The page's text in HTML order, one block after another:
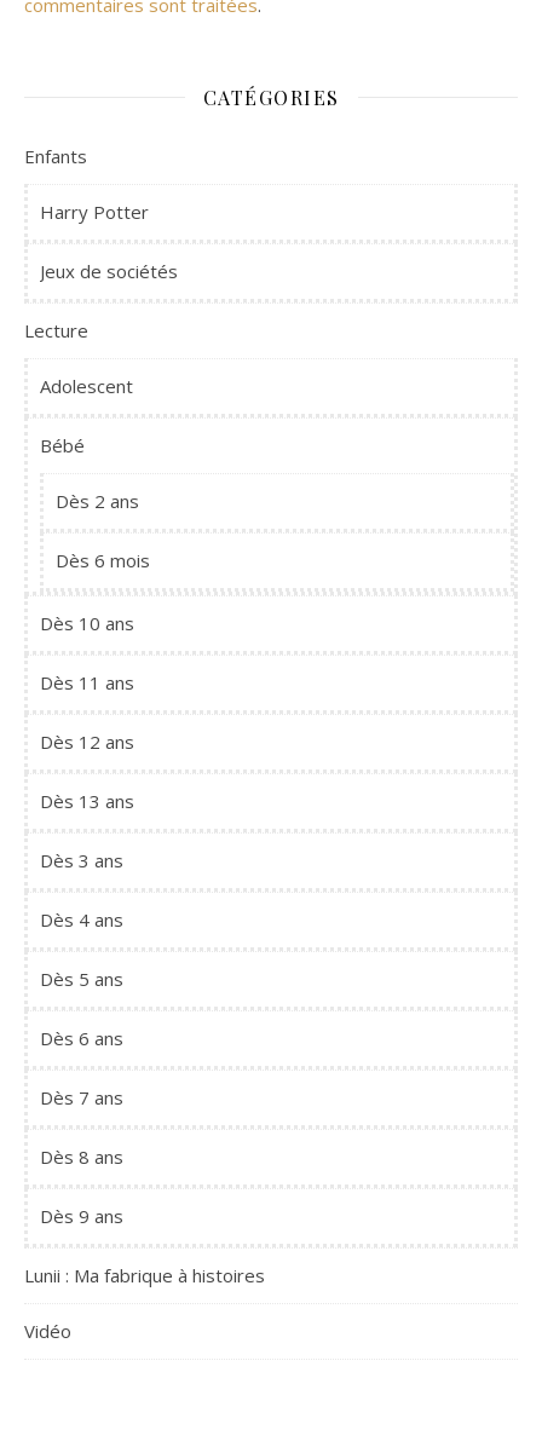
CATÉGORIES
Enfants
Harry Potter
Jeux de sociétés
Lecture
Adolescent
Bébé
Dès 2 ans
Dès 6 mois
Dès 10 ans
Dès 11 ans
Dès 12 ans
Dès 13 ans
Dès 3 ans
Dès 4 ans
Dès 5 ans
Dès 6 ans
Dès 7 ans
Dès 8 ans
Dès 9 ans
Lunii : Ma fabrique à histoires
Vidéo